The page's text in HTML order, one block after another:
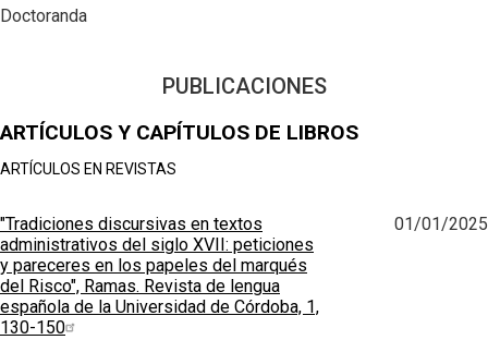
Doctoranda
PUBLICACIONES
ARTÍCULOS Y CAPÍTULOS DE LIBROS
ARTÍCULOS EN REVISTAS
"Tradiciones discursivas en textos
administrativos del siglo XVII: peticiones
y pareceres en los papeles del marqués
del Risco", Ramas. Revista de lengua
española de la Universidad de Córdoba, 1,
130-150
01/01/2025